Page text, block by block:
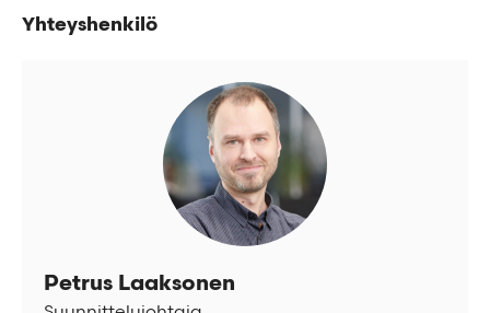
Yhteyshenkilö
Petrus Laaksonen